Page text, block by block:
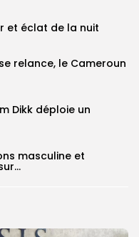
et éclat de la nuit
relance, le Cameroun
Dikk déploie un
masculine et